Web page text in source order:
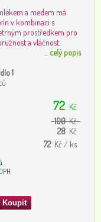
a medem má
v kombinaci s
prostředkem pro
a vláčnost.
celý popis
1
72 Kč
100Kč
28 Kč
72 Kč / ks